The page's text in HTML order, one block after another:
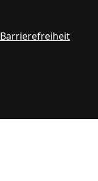
Barrierefreiheit